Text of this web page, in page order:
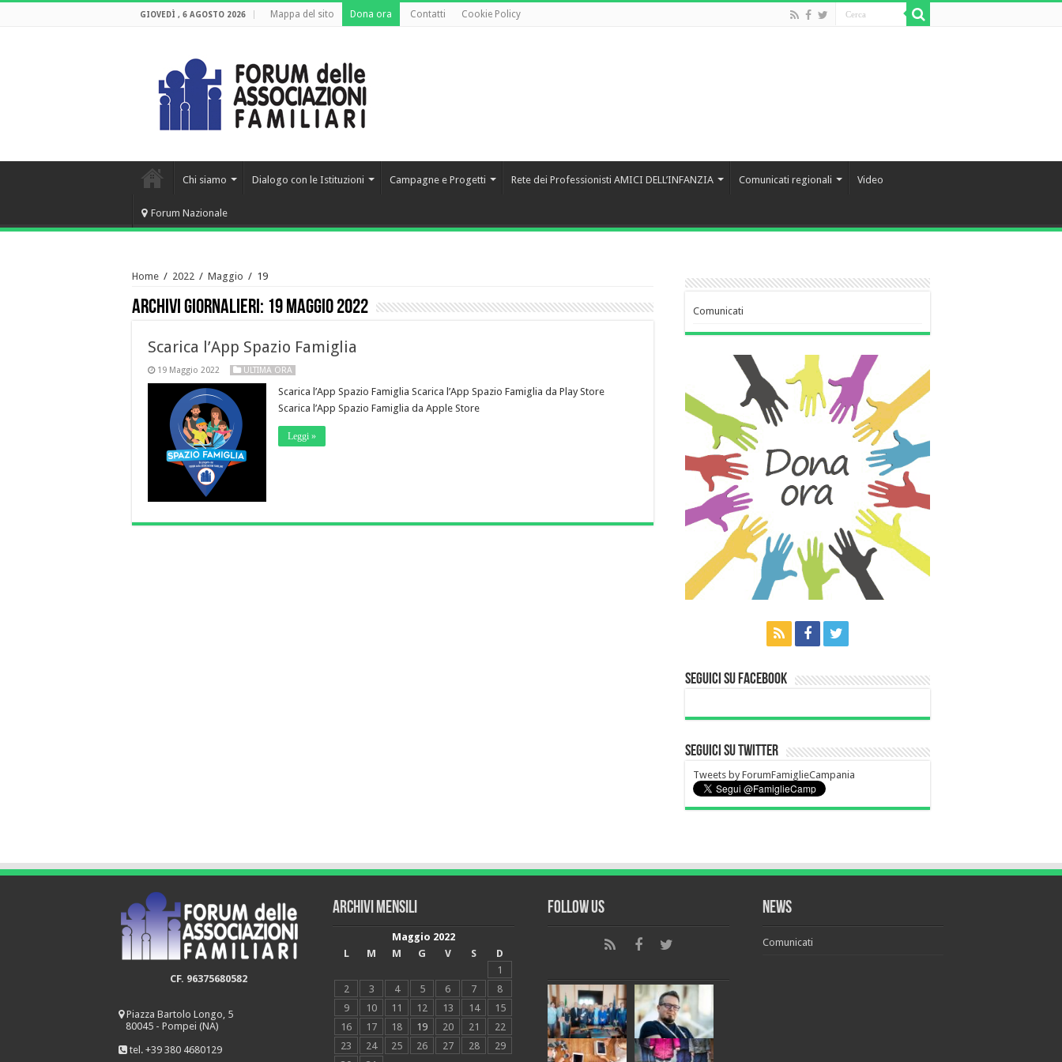
GIOVEDÌ , 6 AGOSTO 2026 Mappa del sito Dona ora Contatti Cookie Policy
Chi siamo Dialogo con le Istituzioni Campagne e Progetti Rete dei Professionisti AMICI DELL’INFANZIA Comunicati regionali Video
Forum Nazionale
Home / 2022 / Maggio / 19
Archivi giornalieri: 19 Maggio 2022
Scarica l’App Spazio Famiglia
19 Maggio 2022 ULTIMA ORA
Scarica l’App Spazio Famiglia Scarica l’App Spazio Famiglia da Play Store
Scarica l’App Spazio Famiglia da Apple Store
Leggi »
Comunicati
Seguici su Facebook
Seguici su Twitter
Tweets by ForumFamiglieCampania
CF. 96375680582
Piazza Bartolo Longo, 5
80045 - Pompei (NA)
tel. +39 380 4680129
Archivi mensili
Maggio 2022
L
M M G V S
D
1
2
3 4 5 6 7
8
9
10 11 12 13 14
15
16
17 18 19 20 21
22
23
24 25 26 27 28
29
Follow Us News
Comunicati